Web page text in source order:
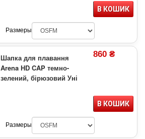
В КОШИК
Размеры
Шапка для плавання
Arena HD CAP темно-
зелений, бірюзовий Уні
860 ₴
В КОШИК
Размеры